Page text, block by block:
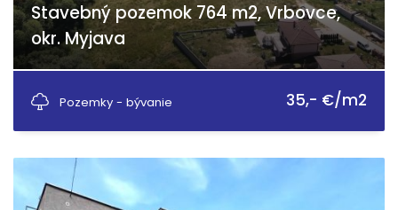
Stavebný pozemok 764 m2, Vrbovce,
okr. Myjava
Pozemky - bývanie
35,- €/m2